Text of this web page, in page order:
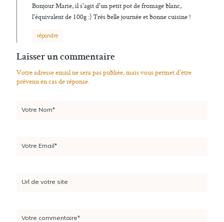
Bonjour Marie, il s'agit d'un petit pot de fromage blanc,
l'équivalent de 100g :) Très belle journée et bonne cuisine !
répondre
Laisser un commentaire
Votre adresse email ne sera pas publiée, mais vous permet d'être
prévenu en cas de réponse.
Votre Nom*
Votre Email*
Url de votre site
Votre commentaire*